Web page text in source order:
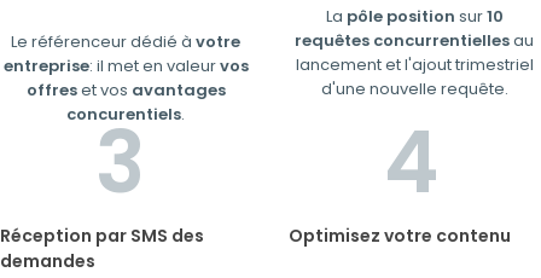
Le référenceur dédié àvotre
entreprise: il met en valeurvos
offreset vos avantages
concurentiels.
La pôle position sur10
requêtes concurrentiellesau
lancement et l'ajout trimestriel
d'une nouvelle requête.
Réception par SMS des
demandes
Optimisez votre contenu